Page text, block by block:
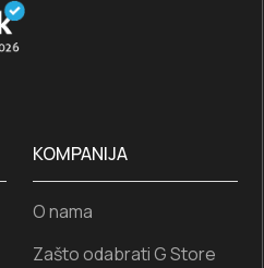
KOMPANIJA
O nama
Zašto odabrati G Store